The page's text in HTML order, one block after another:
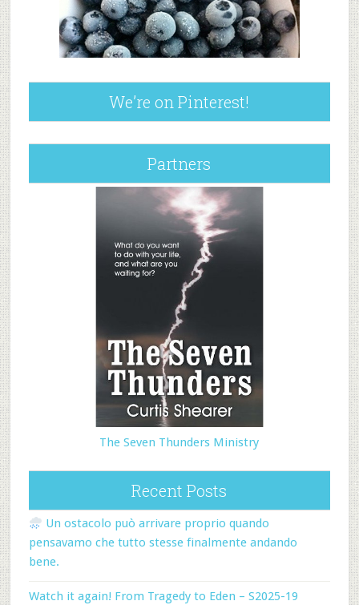
We’re on Pinterest!
Partners
The Seven Thunders Ministry
Recent Posts
Un ostacolo può arrivare proprio quando
pensavamo che tutto stesse finalmente andando
bene.
Watch it again! From Tragedy to Eden – S2025-19